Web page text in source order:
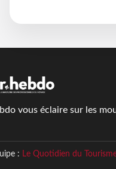
vous éclaire sur les
: Le Quotidien du